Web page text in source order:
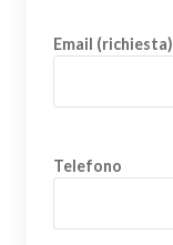
Email (richiesta)
Telefono